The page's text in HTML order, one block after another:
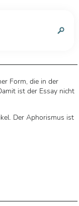
Form, die in der
ist der Essay nicht
Der Aphorismus ist